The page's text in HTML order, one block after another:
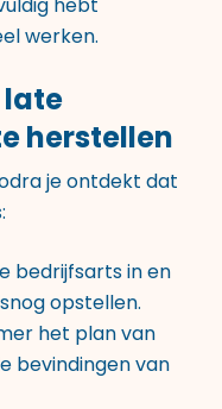
werken.
late
herstellen
je ontdekt dat
bedrijfsarts in en
opstellen.
het plan van
bevindingen van